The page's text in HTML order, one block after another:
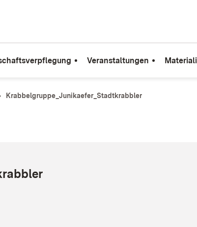
Veranstaltungen
Krabbelgruppe_Junikaefer_Stadtkrabbler